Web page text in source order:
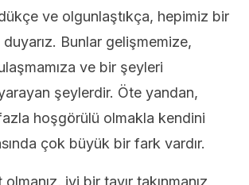
ve olgunlaştıkça, hepimiz bir
Bunlar gelişmemize,
ve bir şeyleri
şeylerdir. Öte yandan,
hoşgörülü olmakla kendini
çok büyük bir fark vardır.
iyi bir tavır takınmanız